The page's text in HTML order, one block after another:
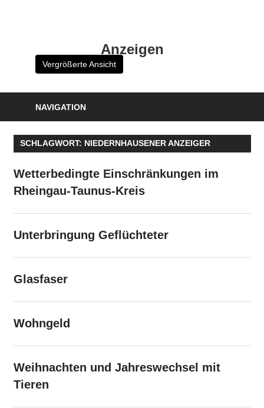
Anzeigen
Vergrößerte Ansicht
NAVIGATION
SCHLAGWORT: NIEDERNHAUSENER ANZEIGER
Wetterbedingte Einschränkungen im
Rheingau-Taunus-Kreis
Unterbringung Geflüchteter
Glasfaser
Wohngeld
Weihnachten und Jahreswechsel mit
Tieren